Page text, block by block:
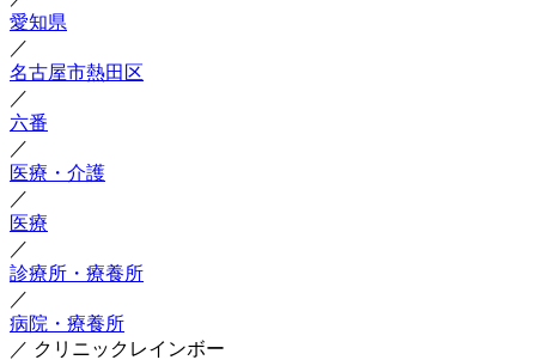
愛知県
／
名古屋市熱田区
／
六番
／
医療・介護
／
医療
／
診療所・療養所
／
病院・療養所
／ クリニックレインボー